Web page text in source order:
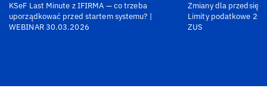
KSeF Last Minute z IFIRMA — co trzeba
uporządkować przed startem systemu? |
WEBINAR 30.03.2026
Zmiany dla
Limity podatkowe
ZUS